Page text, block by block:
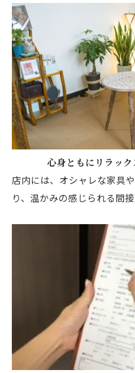
心身ともにリラッ
店内には、オシャレな家具
り、温かみの感じられる間接